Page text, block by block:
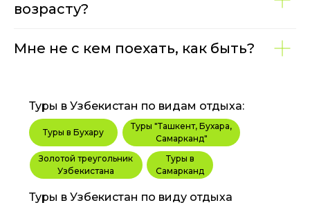
возрасту?
Мне не с кем поехать, как быть?
Туры в Бухару
Туры в
Самарканд
Туры "Ташкент, Бухара,
Самарканд"
Золотой треугольник
Узбекистана
Туры в Узбекистан по видам отдыха:
Туры в Узбекистан по виду отдыха